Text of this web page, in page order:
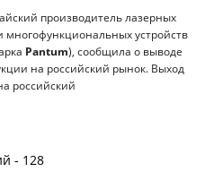
производитель лазерных
многофункциональных устройств
Pantum), сообщила о выводе
на российский рынок. Выход
российский
- 128